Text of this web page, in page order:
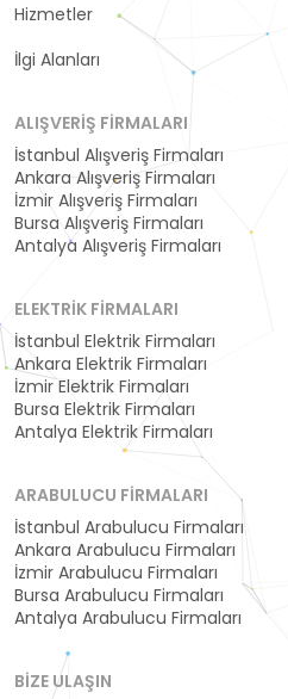
Hizmetler
İlgi Alanları
ALIŞVERIŞ FIRMALARI
İstanbul Alışveriş Firmaları
Ankara Alışveriş Firmaları
İzmir Alışveriş Firmaları
Bursa Alışveriş Firmaları
Antalya Alışveriş Firmaları
ELEKTRIK FIRMALARI
İstanbul Elektrik Firmaları
Ankara Elektrik Firmaları
İzmir Elektrik Firmaları
Bursa Elektrik Firmaları
Antalya Elektrik Firmaları
ARABULUCU FIRMALARI
İstanbul Arabulucu Firmaları
Ankara Arabulucu Firmaları
İzmir Arabulucu Firmaları
Bursa Arabulucu Firmaları
Antalya Arabulucu Firmaları
BIZE ULAŞIN